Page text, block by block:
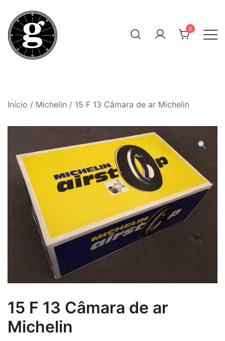
content
0
Início / Michelin / 15 F 13 Câmara de ar Michelin
15 F 13 Câmara de ar
Michelin